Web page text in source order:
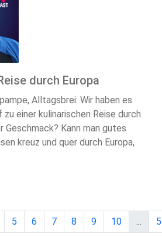
durch Europa
Alltagsbrei: Wir haben es
einer kulinarischen Reise durch
Geschmack? Kann man gutes
kreuz und quer durch Europa,
5 6 7 8 9 10 ...